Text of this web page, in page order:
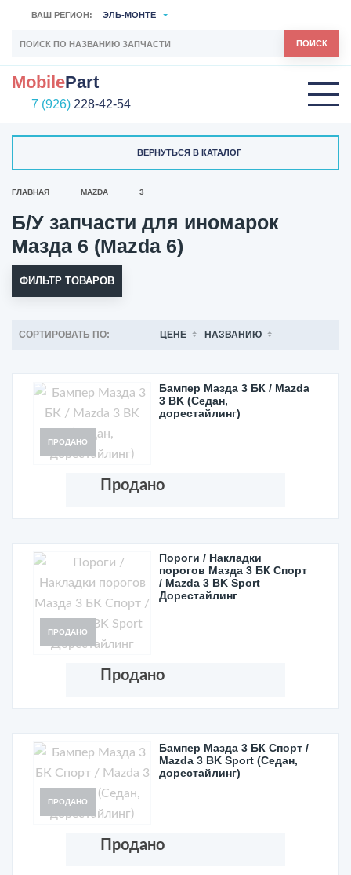
ВАШ РЕГИОН: ЭЛЬ-МОНТЕ
ПОИСК
MobilePart
7 (926) 228-42-54
ВЕРНУТЬСЯ В КАТАЛОГ
ГЛАВНАЯ MAZDA 3
Б/У запчасти для иномарок
Мазда 6 (Mazda 6)
ФИЛЬТР ТОВАРОВ
СОРТИРОВАТЬ ПО: ЦЕНЕ НАЗВАНИЮ
ПРОДАНО
Бампер Мазда 3 БК / Mazda
3 BK (Седан,
дорестайлинг)
Продано
ПРОДАНО
Пороги / Накладки
порогов Мазда 3 БК Спорт
/ Mazda 3 BK Sport
Дорестайлинг
Продано
ПРОДАНО
Бампер Мазда 3 БК Спорт /
Mazda 3 BK Sport (Седан,
дорестайлинг)
Продано